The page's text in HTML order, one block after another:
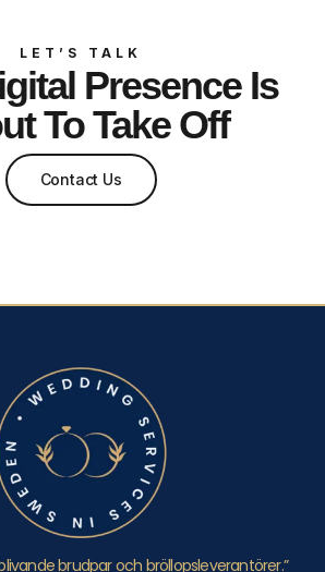
LET’S TALK
Presence Is
To Take Off
Contact Us
brudpar och bröllopsleverantörer.”